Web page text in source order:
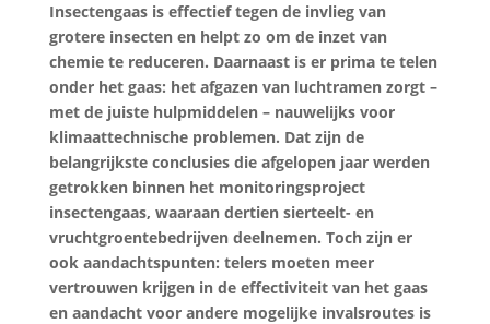
Insectengaas is effectief tegen de invlieg van
grotere insecten en helpt zo om de inzet van
chemie te reduceren. Daarnaast is er prima te telen
onder het gaas: het afgazen van luchtramen zorgt –
met de juiste hulpmiddelen – nauwelijks voor
klimaattechnische problemen. Dat zijn de
belangrijkste conclusies die afgelopen jaar werden
getrokken binnen het monitoringsproject
insectengaas, waaraan dertien sierteelt- en
vruchtgroentebedrijven deelnemen. Toch zijn er
ook aandachtspunten: telers moeten meer
vertrouwen krijgen in de effectiviteit van het gaas
en aandacht voor andere mogelijke invalsroutes is